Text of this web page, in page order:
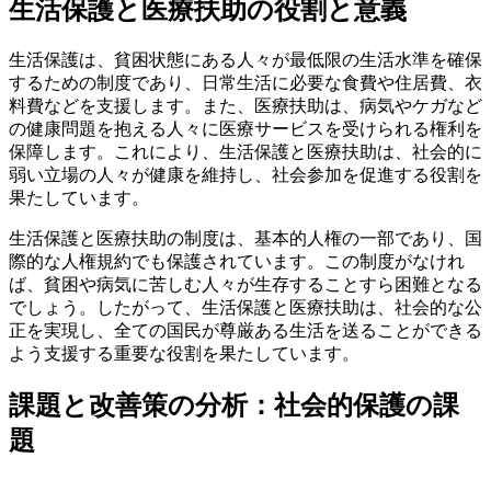
生活保護と医療扶助の役割と意義
生活保護は、貧困状態にある人々が最低限の生活水準を確保
するための制度であり、日常生活に必要な食費や住居費、衣
料費などを支援します。また、医療扶助は、病気やケガなど
の健康問題を抱える人々に医療サービスを受けられる権利を
保障します。これにより、生活保護と医療扶助は、社会的に
弱い立場の人々が健康を維持し、社会参加を促進する役割を
果たしています。
生活保護と医療扶助の制度は、基本的人権の一部であり、国
際的な人権規約でも保護されています。この制度がなけれ
ば、貧困や病気に苦しむ人々が生存することすら困難となる
でしょう。したがって、生活保護と医療扶助は、社会的な公
正を実現し、全ての国民が尊厳ある生活を送ることができる
よう支援する重要な役割を果たしています。
課題と改善策の分析：社会的保護の課
題